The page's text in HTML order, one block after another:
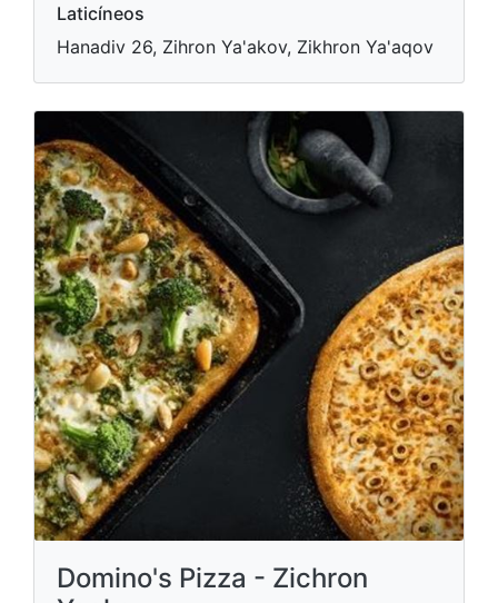
Laticíneos
Hanadiv 26, Zihron Ya'akov, Zikhron Ya'aqov
Domino's Pizza - Zichron